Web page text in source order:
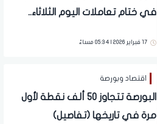
في ختام تعاملات اليوم الثلاثاء..
17 فبراير 2026 | 05:34 مساءً
اقتصاد وبورصة
البورصة تتجاوز 50 ألف نقطة لأول
مرة في تاريخها (تفاصيل)